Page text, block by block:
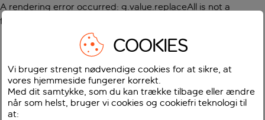
A rendering error occurred: g.value.replaceAll is not a
function
COOKIES
Vi bruger strengt nødvendige cookies for at sikre, at
vores hjemmeside fungerer korrekt.
Med dit samtykke, som du kan trække tilbage eller ændre
når som helst, bruger vi cookies og cookiefri teknologi til
at: